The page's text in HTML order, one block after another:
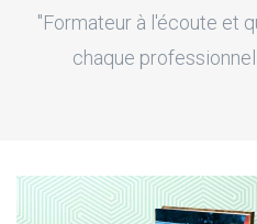
"Formateur à l'écoute et
chaque